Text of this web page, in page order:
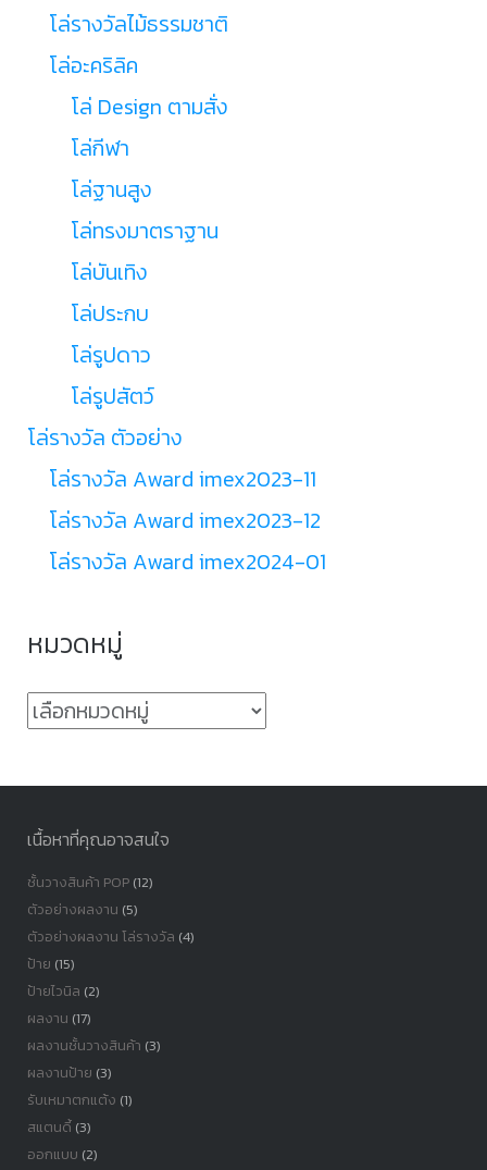
โล่รางวัลไม้ธรรมชาติ
โล่อะคริลิค
โล่ Design ตามสั่ง
โล่กีฬา
โล่ฐานสูง
โล่ทรงมาตราฐาน
โล่บันเทิง
โล่ประกบ
โล่รูปดาว
โล่รูปสัตว์
โล่รางวัล ตัวอย่าง
โล่รางวัล Award imex2023-11
โล่รางวัล Award imex2023-12
โล่รางวัล Award imex2024-01
หมวดหมู่
หมวด
เนื้อหาที่คุณอาจสนใจ
ชั้นวางสินค้า POP(12)
ตัวอย่างผลงาน (5)
ตัวอย่างผลงาน โล่รางวัล (4)
ป้าย (15)
ป้ายไวนิล (2)
ผลงาน (17)
ผลงานชั้นวางสินค้า (3)
ผลงานป้าย (3)
รับเหมาตกแต้ง (1)
สแตนดี้(3)
ออกแบบ (2)